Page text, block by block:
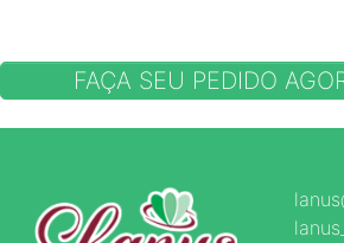
FAÇA SEU PEDIDO